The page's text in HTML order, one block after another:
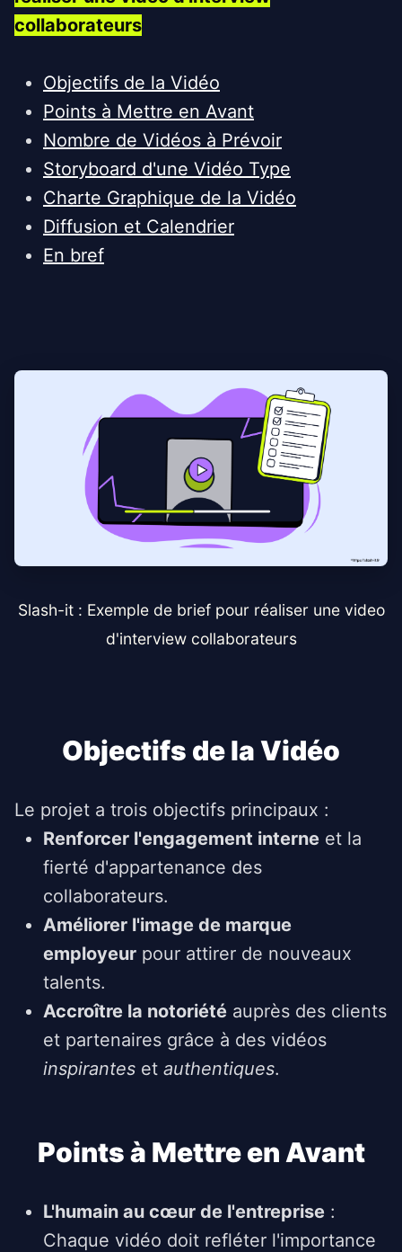
collaborateurs
Objectifs de la Vidéo
Points à Mettre en Avant
Nombre de Vidéos à Prévoir
Storyboard d'une Vidéo Type
Charte Graphique de la Vidéo
Diffusion et Calendrier
En bref
Slash-it : Exemple de brief pour réaliser une video
d'interview collaborateurs
Objectifs de la Vidéo
Le projet a trois objectifs principaux :
Renforcer l'engagement interne et la
fierté d'appartenance des
collaborateurs.
Améliorer l'image de marque
employeur pour attirer de nouveaux
talents.
Accroître la notoriété auprès des clients
et partenaires grâce à des vidéos
inspirantes et authentiques.
Points à Mettre en Avant
L'humain au cœur de l'entreprise :
Chaque vidéo doit refléter l'importance